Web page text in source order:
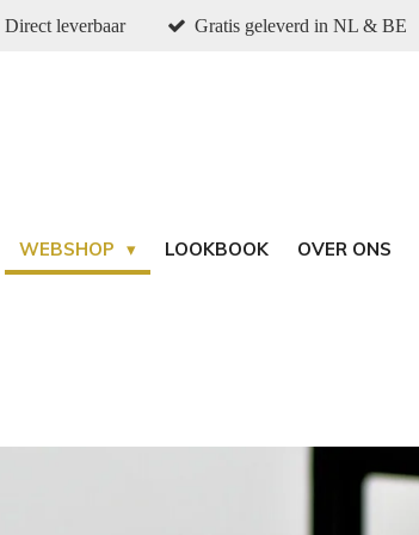
Direct leverbaar Gratis geleverd in NL & BE
WEBSHOP LOOKBOOK OVER ONS